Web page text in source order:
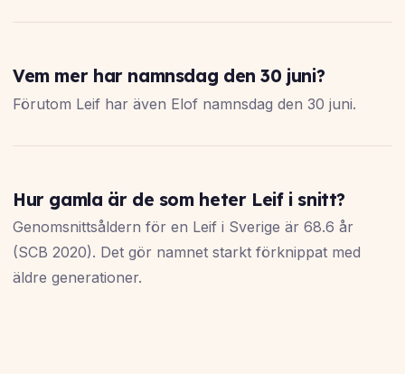
Vem mer har namnsdag den 30 juni?
Förutom Leif har även Elof namnsdag den 30 juni.
Hur gamla är de som heter Leif i snitt?
Genomsnittsåldern för en Leif i Sverige är 68.6 år
(SCB 2020). Det gör namnet starkt förknippat med
äldre generationer.